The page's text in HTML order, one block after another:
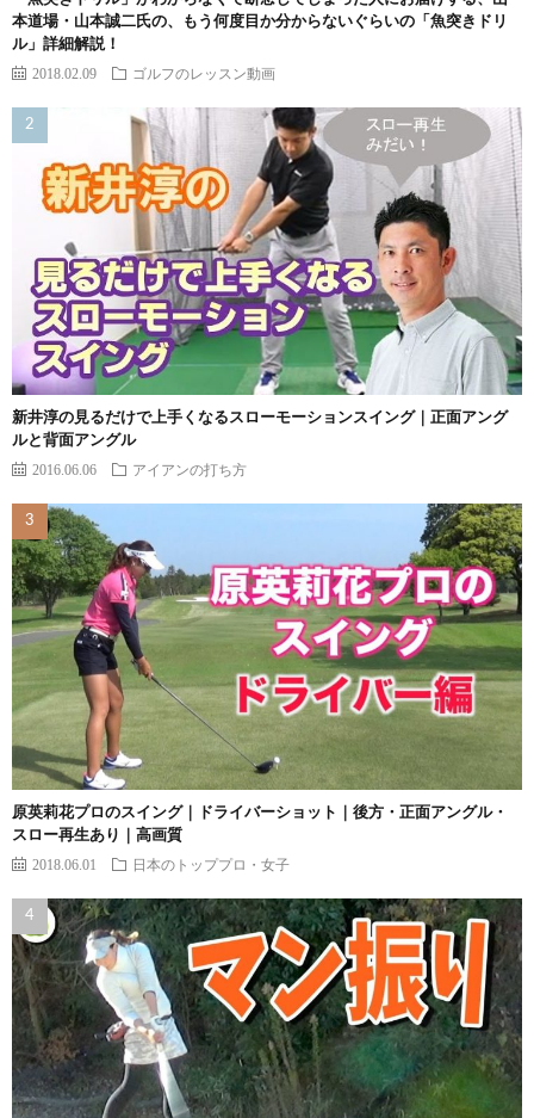
本道場・山本誠二氏の、もう何度目か分からないぐらいの「魚突きドリ
ル」詳細解説！
2018.02.09 ゴルフのレッスン動画
新井淳の見るだけで上手くなるスローモーションスイング｜正面アング
ルと背面アングル
2016.06.06 アイアンの打ち方
原英莉花プロのスイング｜ドライバーショット｜後方・正面アングル・
スロー再生あり｜高画質
2018.06.01 日本のトッププロ・女子